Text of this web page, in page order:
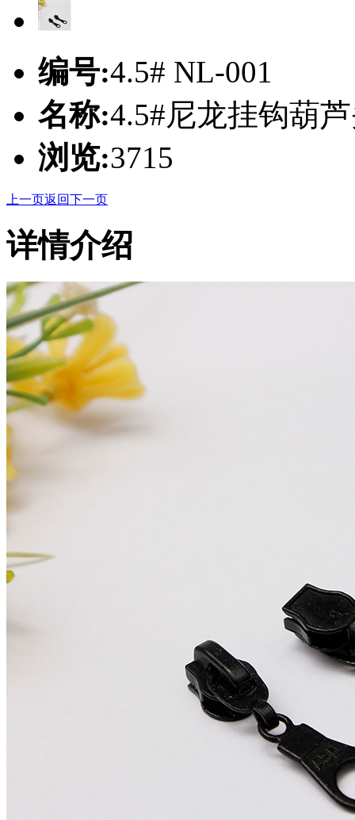
编号:4.5# NL-001
名称:4.5#尼龙挂钩葫
浏览:3715
上一页返回下一页
详情介绍